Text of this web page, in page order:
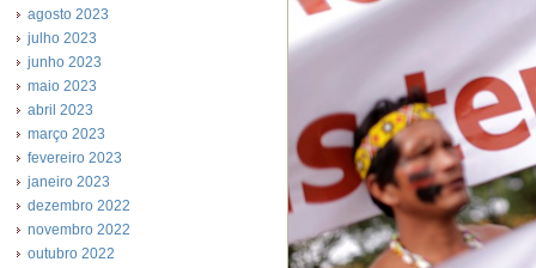
agosto 2023
julho 2023
junho 2023
maio 2023
abril 2023
março 2023
fevereiro 2023
janeiro 2023
dezembro 2022
novembro 2022
outubro 2022